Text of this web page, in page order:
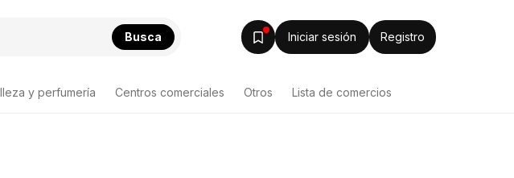
Busca Iniciar sesión Registro
y perfumería Centros comerciales Otros Lista de comercios